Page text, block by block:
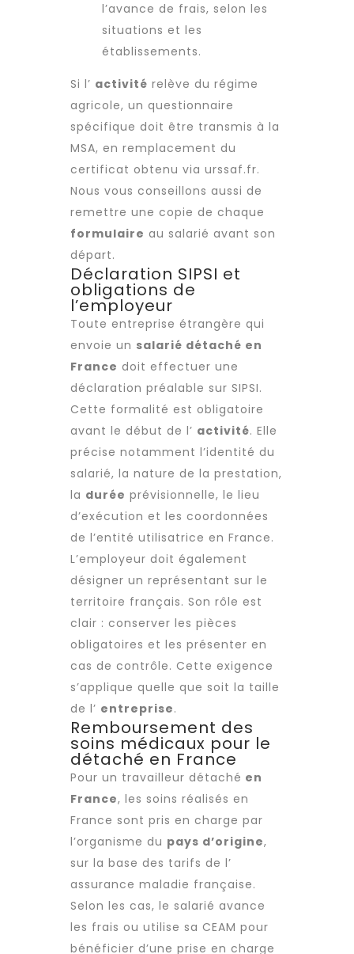
l’avance de frais, selon les
situations et les
établissements.
Si l’ activité relève du régime
agricole, un questionnaire
spécifique doit être transmis à la
MSA, en remplacement du
certificat obtenu via urssaf.fr.
Nous vous conseillons aussi de
remettre une copie de chaque
formulaire au salarié avant son
départ.
Déclaration SIPSI et
obligations de
l’employeur
Toute entreprise étrangère qui
envoie un salarié détaché en
France doit effectuer une
déclaration préalable sur SIPSI.
Cette formalité est obligatoire
avant le début de l’ activité. Elle
précise notamment l’identité du
salarié, la nature de la prestation,
la durée prévisionnelle, le lieu
d’exécution et les coordonnées
de l’entité utilisatrice en France.
L’employeur doit également
désigner un représentant sur le
territoire français. Son rôle est
clair : conserver les pièces
obligatoires et les présenter en
cas de contrôle. Cette exigence
s’applique quelle que soit la taille
de l’ entreprise.
Remboursement des
soins médicaux pour le
détaché en France
Pour un travailleur détaché en
France, les soins réalisés en
France sont pris en charge par
l’organisme du pays d’origine,
sur la base des tarifs de l’
assurance maladie française.
Selon les cas, le salarié avance
les frais ou utilise sa CEAM pour
bénéficier d’une prise en charge